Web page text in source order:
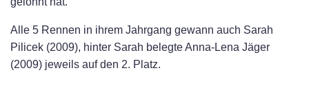
Alle 5 Rennen in ihrem Jahrgang gewann auch Sarah
Pilicek (2009), hinter Sarah belegte Anna-Lena Jäger
(2009) jeweils auf den 2. Platz.